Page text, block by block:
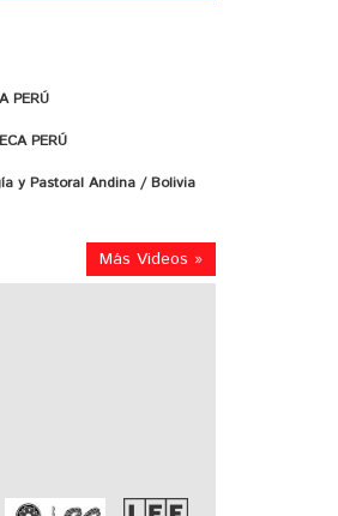
PERÚ
PERÚ
y Pastoral Andina / Bolivia
Más Videos »